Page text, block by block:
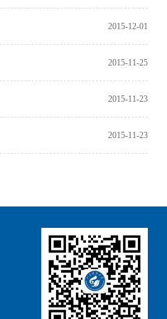
2015-12-01
2015-11-25
2015-11-23
2015-11-23